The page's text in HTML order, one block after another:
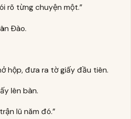
rõ từng chuyện một.”
Đào.
hộp, đưa ra tờ giấy đầu tiên.
lên bàn.
lũ năm đó.”